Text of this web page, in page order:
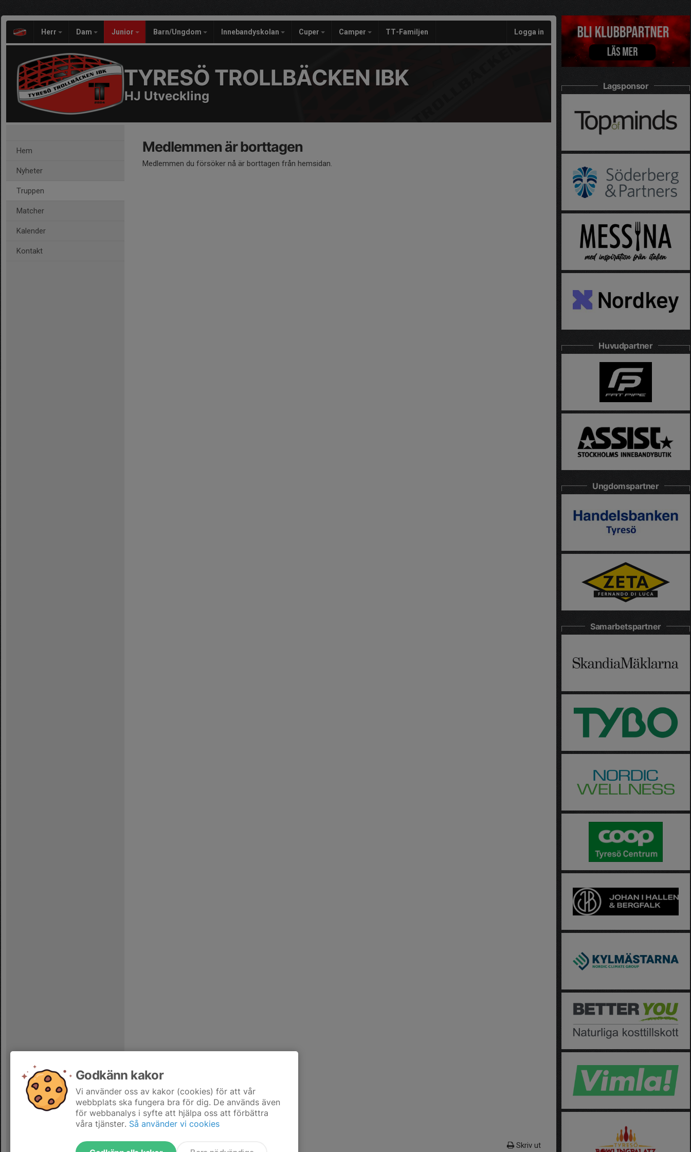
Herr Dam Junior Barn/Ungdom Innebandyskolan Cuper Camper TT-Familjen Logga in
TYRESÖ TROLLBÄCKEN IBK
HJ Utveckling
Hem
Nyheter
Truppen
Matcher
Kalender
Kontakt
Medlemmen är borttagen
Medlemmen du försöker nå är borttagen från hemsidan.
Skriv ut
Lagsponsor
Huvudpartner
Ungdomspartner
Samarbetspartner
Godkänn kakor
Vi använder oss av kakor (cookies) för att vår
webbplats ska fungera bra för dig. De används även
för webbanalys i syfte att hjälpa oss att förbättra
våra tjänster. Så använder vi cookies